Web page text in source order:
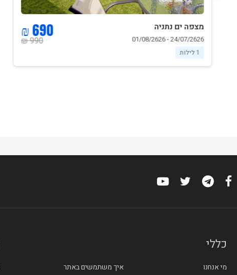
מצפה ים נתניה
24/07/2626 - 01/08/2626
1 לילות
990 ₪
690 ₪
כללי
מי אנחנו
איך משתמשים באתר